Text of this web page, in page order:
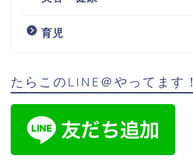
育児
たらこのLINE＠やってます！